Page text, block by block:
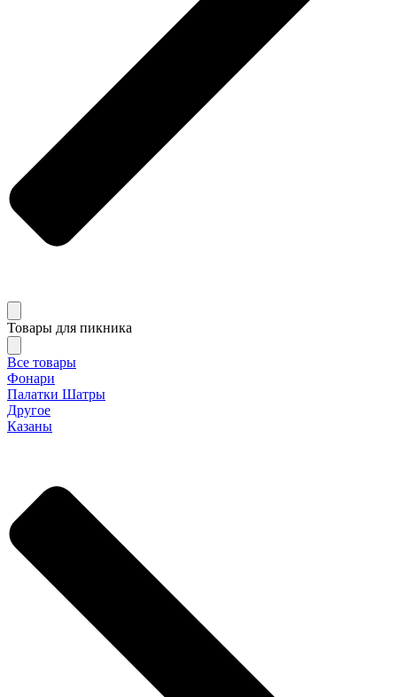
Товары для пикника
Все товары
Фонари
Палатки Шатры
Другое
Казаны